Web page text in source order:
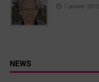
1 janvier 2012
NEWS